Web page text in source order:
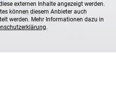
externen Inhalte angezeigt werden.
können diesem Anbieter auch
werden. Mehr Informationen dazu in
.